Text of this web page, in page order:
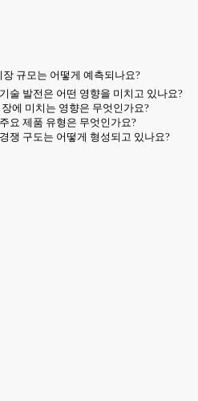
규모는 어떻게 예측되나요?
술 발전은 어떤 영향을 미치고 있나요?
에 미치는 영향은 무엇인가요?
요 제품 유형은 무엇인가요?
쟁 구도는 어떻게 형성되고 있나요?